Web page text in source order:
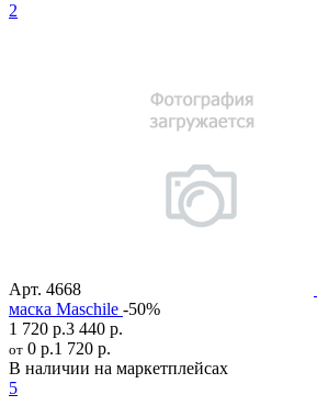
2
Арт. 4668
маска Maschile -50%
1 720 р.3 440 р.
от 0 р.1 720 р.
В наличии на маркетплейсах
5